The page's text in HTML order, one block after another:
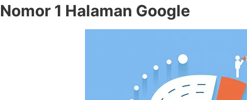
Nomor 1 Halaman Google